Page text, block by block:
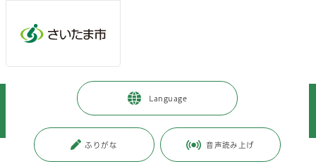
Language
ふりがな 音声読み上げ
暮らし・手続き > 安全・防災・消防
火災予防・住宅防火
>
更新日付：2026年3月16日 / ページ番号：C030833